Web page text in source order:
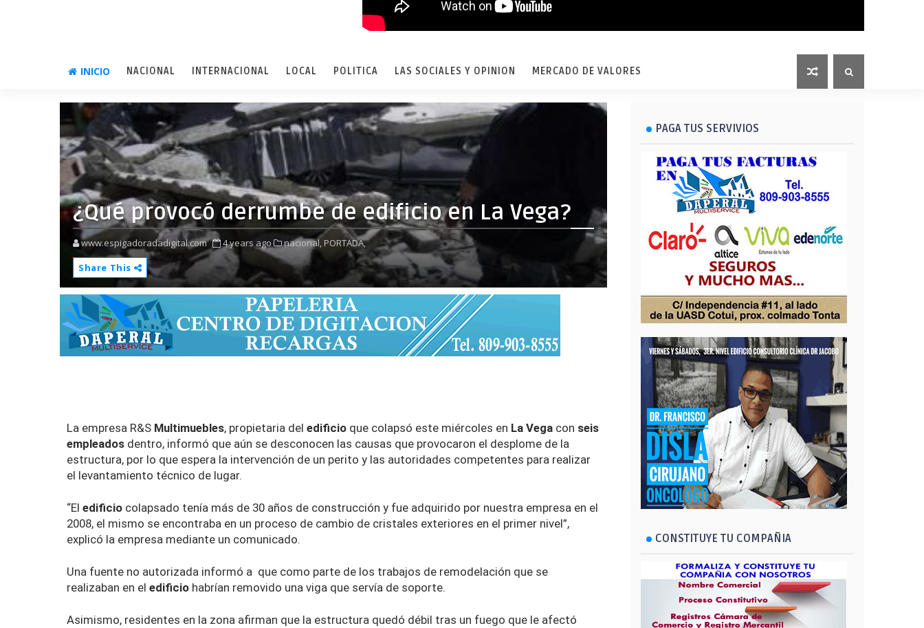
INICIO NACIONAL INTERNACIONAL LOCAL POLITICA LAS SOCIALES Y OPINION MERCADO DE VALORES
¿Qué provocó derrumbe de edificio en La Vega?
www.espigadoradadigital.com 4 years ago nacional,PORTADA,
Share This
La empresa R&S Multimuebles, propietaria del edificio que colapsó este miércoles en La Vega con seis
empleados dentro, informó que aún se desconocen las causas que provocaron el desplome de la
estructura, por lo que espera la intervención de un perito y las autoridades competentes para realizar
el levantamiento técnico de lugar.
“El edificio colapsado tenía más de 30 años de construcción y fue adquirido por nuestra empresa en el
2008, el mismo se encontraba en un proceso de cambio de cristales exteriores en el primer nivel”,
explicó la empresa mediante un comunicado.
Una fuente no autorizada informó a que como parte de los trabajos de remodelación que se
realizaban en el edificio habrían removido una viga que servía de soporte.
Asimismo, residentes en la zona afirman que la estructura quedó débil tras un fuego que le afectó
PAGA TUS SERVIVIOS
CONSTITUYE TU COMPAÑIA